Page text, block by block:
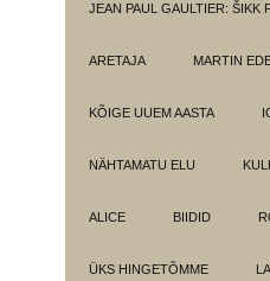
JEAN PAUL GAULTIER: ŠIKK
ARETAJA MARTIN
KÕIGE UUEM AASTA
NÄHTAMATU ELU
ALICE BIIDID
ÜKS HINGETÕMME